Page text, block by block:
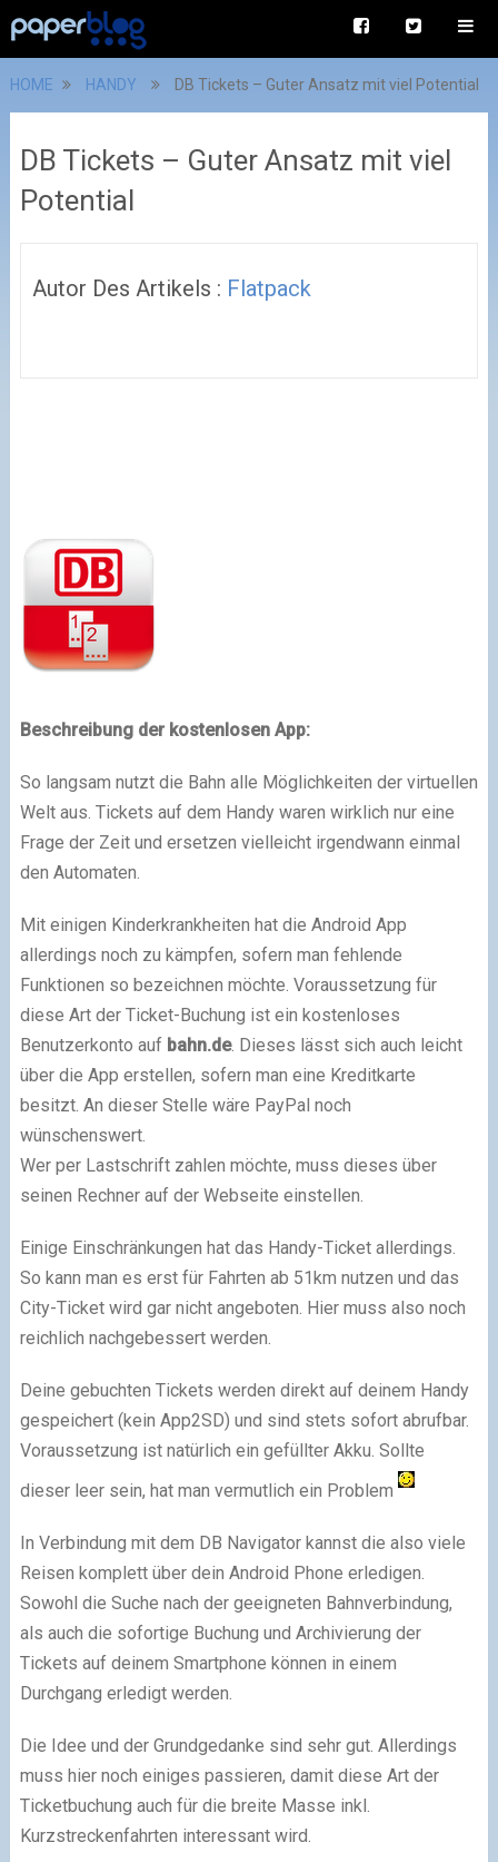
HOME HANDY DB Tickets – Guter Ansatz mit viel Potential
DB Tickets – Guter Ansatz mit viel
Potential
Autor Des Artikels : Flatpack
Beschreibung der kostenlosen App:
So langsam nutzt die Bahn alle Möglichkeiten der virtuellen
Welt aus. Tickets auf dem Handy waren wirklich nur eine
Frage der Zeit und ersetzen vielleicht irgendwann einmal
den Automaten.
Mit einigen Kinderkrankheiten hat die Android App
allerdings noch zu kämpfen, sofern man fehlende
Funktionen so bezeichnen möchte. Voraussetzung für
diese Art der Ticket-Buchung ist ein kostenloses
Benutzerkonto auf bahn.de. Dieses lässt sich auch leicht
über die App erstellen, sofern man eine Kreditkarte
besitzt. An dieser Stelle wäre PayPal noch
wünschenswert.
Wer per Lastschrift zahlen möchte, muss dieses über
seinen Rechner auf der Webseite einstellen.
Einige Einschränkungen hat das Handy-Ticket allerdings.
So kann man es erst für Fahrten ab 51km nutzen und das
City-Ticket wird gar nicht angeboten. Hier muss also noch
reichlich nachgebessert werden.
Deine gebuchten Tickets werden direkt auf deinem Handy
gespeichert (kein App2SD) und sind stets sofort abrufbar.
Voraussetzung ist natürlich ein gefüllter Akku. Sollte
dieser leer sein, hat man vermutlich ein Problem
In Verbindung mit dem DB Navigator kannst die also viele
Reisen komplett über dein Android Phone erledigen.
Sowohl die Suche nach der geeigneten Bahnverbindung,
als auch die sofortige Buchung und Archivierung der
Tickets auf deinem Smartphone können in einem
Durchgang erledigt werden.
Die Idee und der Grundgedanke sind sehr gut. Allerdings
muss hier noch einiges passieren, damit diese Art der
Ticketbuchung auch für die breite Masse inkl.
Kurzstreckenfahrten interessant wird.